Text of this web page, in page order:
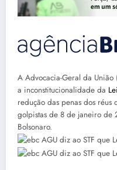
A Advocacia-Geral da União
a inconstitucionalidade da
redução das penas dos réus
golpistas de 8 de janeiro de
Bolsonaro.